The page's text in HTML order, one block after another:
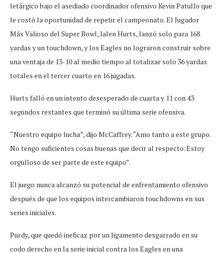
letárgico bajo el asediado coordinador ofensivo Kevin Patullo que
le costó la oportunidad de repetir el campeonato. El Jugador
Más Valioso del Super Bowl, Jalen Hurts, lanzó solo para 168
yardas y un touchdown, y los Eagles no lograron construir sobre
una ventaja de 13-10 al medio tiempo al totalizar solo 36 yardas
totales en el tercer cuarto en 16 jugadas.
Hurts falló en un intento desesperado de cuarta y 11 con 43
segundos restantes que terminó su última serie ofensiva.
“Nuestro equipo lucha”, dijo McCaffrey. “Amo tanto a este grupo.
No tengo suficientes cosas buenas que decir al respecto. Estoy
orgulloso de ser parte de este equipo”.
El juego nunca alcanzó su potencial de enfrentamiento ofensivo
después de que los equipos intercambiaron touchdowns en sus
series iniciales.
Purdy, que quedó ineficaz por un ligamento desgarrado en su
codo derecho en la serie inicial contra los Eagles en una